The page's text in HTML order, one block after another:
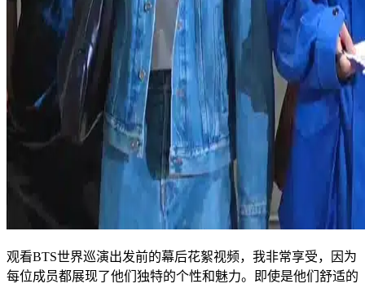
观看BTS世界巡演出发前的幕后花絮视频，我非常享受，因为
每位成员都展现了他们独特的个性和魅力。即使是他们舒适的